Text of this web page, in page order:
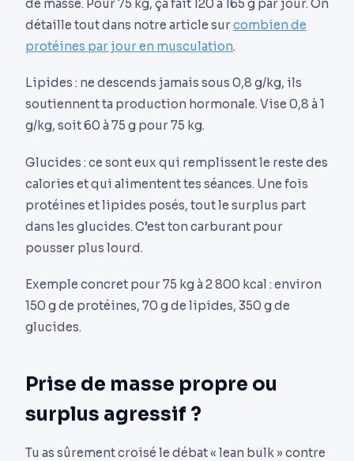
de masse. Pour 75 kg, ça fait 120 à 165 g par jour. On
détaille tout dans notre article surcombien de
protéines par jour en musculation.
Lipides : ne descends jamais sous 0,8 g/kg, ils
soutiennent ta production hormonale. Vise 0,8 à 1
g/kg, soit 60 à 75 g pour 75 kg.
Glucides : ce sont eux qui remplissent le reste des
calories et qui alimentent tes séances. Une fois
protéines et lipides posés, tout le surplus part
dans les glucides. C’est ton carburant pour
pousser plus lourd.
Exemple concret pour 75 kg à 2 800 kcal : environ
150 g de protéines, 70 g de lipides, 350 g de
glucides.
Prise de masse propre ou
surplus agressif ?
Tu as sûrement croisé le débat « lean bulk » contre